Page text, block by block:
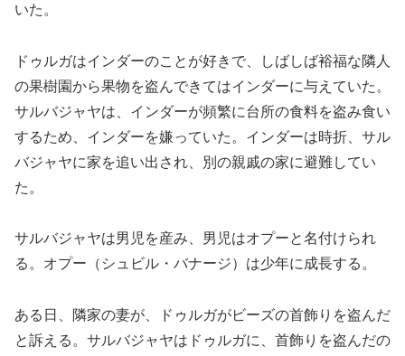
いた。
ドゥルガはインダーのことが好きで、しばしば裕福な隣人
の果樹園から果物を盗んできてはインダーに与えていた。
サルバジャヤは、インダーが頻繁に台所の食料を盗み食い
するため、インダーを嫌っていた。インダーは時折、サル
バジャヤに家を追い出され、別の親戚の家に避難してい
た。
サルバジャヤは男児を産み、男児はオプーと名付けられ
る。オプー（シュビル・バナージ）は少年に成長する。
ある日、隣家の妻が、ドゥルガがビーズの首飾りを盗んだ
と訴える。サルバジャヤはドゥルガに、首飾りを盗んだの